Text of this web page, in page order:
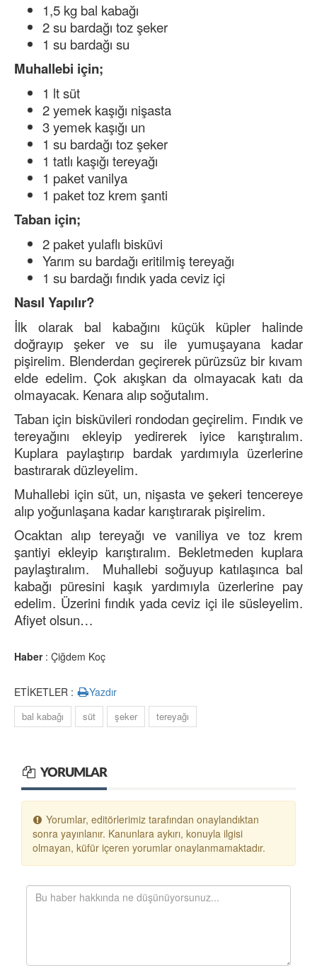
1,5 kg bal kabağı
2 su bardağı toz şeker
1 su bardağı su
Muhallebi için;
1 lt süt
2 yemek kaşığı nişasta
3 yemek kaşığı un
1 su bardağı toz şeker
1 tatlı kaşığı tereyağı
1 paket vanilya
1 paket toz krem şanti
Taban için;
2 paket yulaflı bisküvi
Yarım su bardağı eritilmiş tereyağı
1 su bardağı fındık yada ceviz içi
Nasıl Yapılır?
İlk olarak bal kabağını küçük küpler halinde
doğrayıp şeker ve su ile yumuşayana kadar
pişirelim. Blenderdan geçirerek pürüzsüz bir kıvam
elde edelim. Çok akışkan da olmayacak katı da
olmayacak. Kenara alıp soğutalım.
Taban için bisküvileri rondodan geçirelim. Fındık ve
tereyağını ekleyip yedirerek iyice karıştıralım.
Kuplara paylaştırıp bardak yardımıyla üzerlerine
bastırarak düzleyelim.
Muhallebi için süt, un, nişasta ve şekeri tencereye
alıp yoğunlaşana kadar karıştırarak pişirelim.
Ocaktan alıp tereyağı ve vaniliya ve toz krem
şantiyi ekleyip karıştıralım. Bekletmeden kuplara
paylaştıralım. Muhallebi soğuyup katılaşınca bal
kabağı püresini kaşık yardımıyla üzerlerine pay
edelim. Üzerini fındık yada ceviz içi ile süsleyelim.
Afiyet olsun…
Haber: Çiğdem Koç
ETİKETLER : Yazdır
bal kabağı süt şeker tereyağı
YORUMLAR
Yorumlar, editörlerimiz tarafından onaylandıktan
sonra yayınlanır. Kanunlara aykırı, konuyla ilgisi
olmayan, küfür içeren yorumlar onaylanmamaktadır.